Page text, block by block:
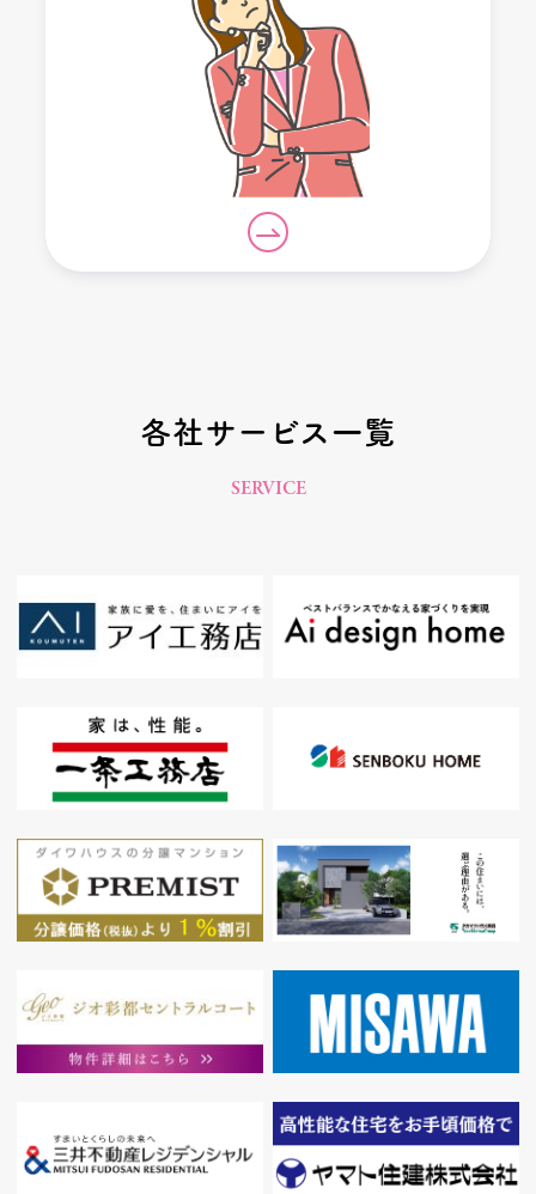
各社サービス一覧
SERVICE